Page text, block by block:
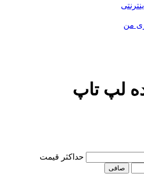
من
لپ تاپ
حداكثر قيمت
صافی